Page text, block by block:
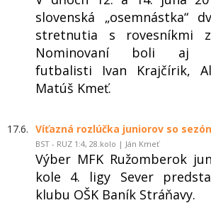
slovenská „osemnástka“
stretnutia s rovesníkmi z
Nominovaní boli aj
futbalisti Ivan Krajčírik,
Matúš Kmeť.
17.6. Víťazná rozlúčka juniorov so
BST - RUZ 1:4, 28.kolo | Ján Kmeť
Výber MFK Ružomberok
kole 4. ligy Sever
klubu OŠK Baník Stráňavy.